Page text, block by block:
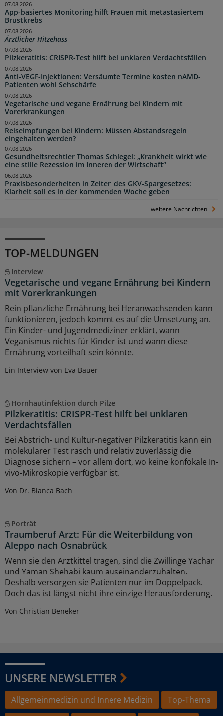
App-basiertes Monitoring hilft Frauen mit metastasiertem
Brustkrebs
07.08.2026
Ärztlicher Hitzehass
07.08.2026
Pilzkeratitis: CRISPR-Test hilft bei unklaren Verdachtsfällen
07.08.2026
Anti-VEGF-Injektionen: Versäumte Termine kosten nAMD-
Patienten wohl Sehschärfe
07.08.2026
Vegetarische und vegane Ernährung bei Kindern mit
Vorerkrankungen
07.08.2026
Reiseimpfungen bei Kindern: Müssen Abstandsregeln
eingehalten werden?
07.08.2026
Gesundheitsrechtler Thomas Schlegel: „Krankheit wirkt wie
eine stille Rezession im Inneren der Wirtschaft“
07.08.2026
Praxisbesonderheiten in Zeiten des GKV-Spargesetzes:
Klarheit soll es in der kommenden Woche geben
06.08.2026
weitere Nachrichten
TOP-MELDUNGEN
Interview
Vegetarische und vegane Ernährung bei Kindern
mit Vorerkrankungen
Rein pflanzliche Ernährung bei Heranwachsenden kann
funktionieren, jedoch kommt es auf die Umsetzung an.
Ein Kinder- und Jugendmediziner erklärt, wann
Veganismus nichts für Kinder ist und wann diese
Ernährung vorteilhaft sein könnte.
Ein Interview von Eva Bauer
Hornhautinfektion durch Pilze
Pilzkeratitis: CRISPR-Test hilft bei unklaren
Verdachtsfällen
Bei Abstrich- und Kultur-negativer Pilzkeratitis kann ein
molekularer Test rasch und relativ zuverlässig die
Diagnose sichern – vor allem dort, wo keine konfokale In-
vivo-Mikroskopie verfügbar ist.
Von Dr. Bianca Bach
Porträt
Traumberuf Arzt: Für die Weiterbildung von
Aleppo nach Osnabrück
Wenn sie den Arztkittel tragen, sind die Zwillinge Yachar
und Yaman Shehabi kaum auseinanderzuhalten.
Deshalb versorgen sie Patienten nur im Doppelpack.
Doch das ist längst nicht ihre einzige Herausforderung.
Von Christian Beneker
UNSERE NEWSLETTER
Allgemeinmedizin und Innere Medizin
Top-Thema